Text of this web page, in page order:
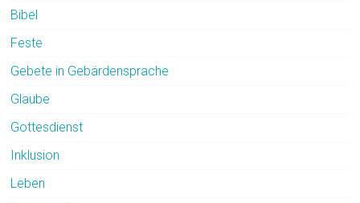
Bibel
Feste
Gebete in Gebärdensprache
Glaube
Gottesdienst
Inklusion
Leben